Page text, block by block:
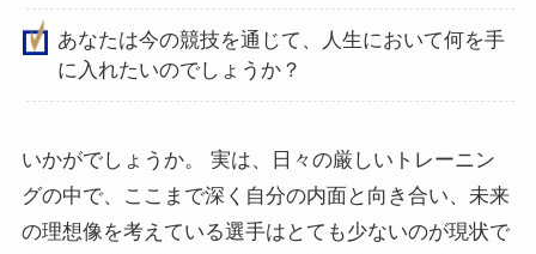
あなたは今の競技を通じて、人生において何を手
に入れたいのでしょうか？
いかがでしょうか。 実は、日々の厳しいトレーニン
グの中で、ここまで深く自分の内面と向き合い、未来
の理想像を考えている選手はとても少ないのが現状で